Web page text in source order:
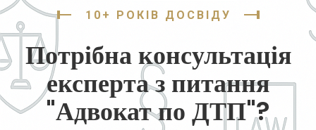
10+ РОКІВ ДОСВІДУ
Потрібна консультація
експерта з питання
"Адвокат по ДТП"?